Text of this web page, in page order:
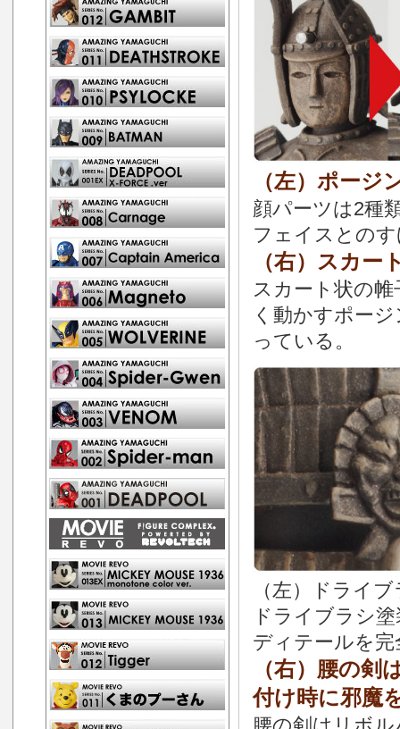
（左）ポージ
顔パーツは2種
フェイスとの
（右）スカー
スカート状の
く動かすポー
っている。
（左）ドライ
ドライブラシ
ディテールを完
（右）腰の
付け時に邪魔